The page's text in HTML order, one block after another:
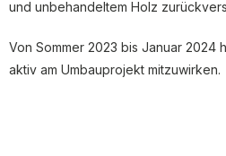
und unbehandeltem Holz
Von Sommer 2023 bis Januar 2024
aktiv am Umbauprojekt mitzuwirken.